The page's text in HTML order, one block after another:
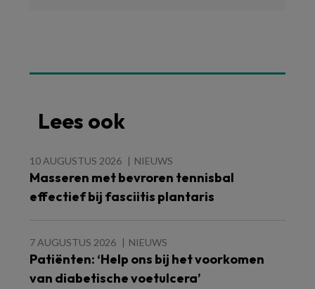
Lees ook
10 AUGUSTUS 2026 NIEUWS
Masseren met bevroren tennisbal
effectief bij fasciitis plantaris
7 AUGUSTUS 2026 NIEUWS
Patiënten: ‘Help ons bij het voorkomen
van diabetische voetulcera’